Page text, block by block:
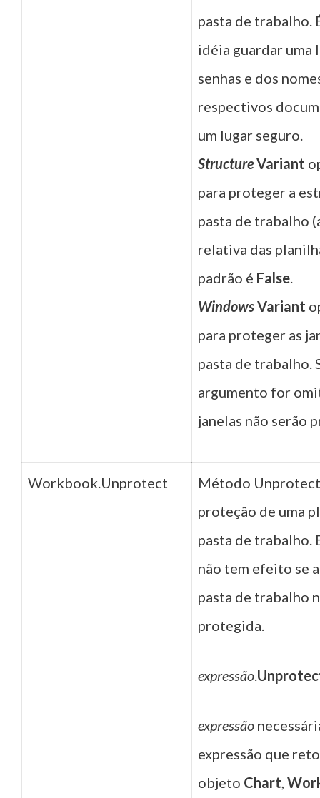
pasta de trabalho.
idéia guardar uma
senhas e dos
respectivos
um lugar seguro.
StructureVariant
para proteger a
pasta de trabalho
relativa das
padrão é False.
WindowsVariant
para proteger as
pasta de trabalho.
argumento for
janelas não serão
Workbook.Unprotect
Método
proteção de uma
pasta de trabalho.
não tem efeito se
pasta de trabalho
protegida.
expressão.
expressão
expressão que
objeto Chart,